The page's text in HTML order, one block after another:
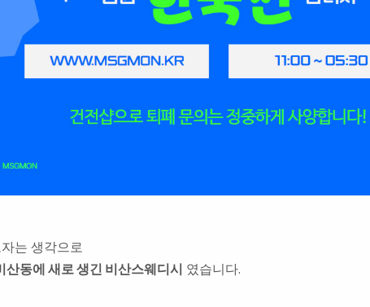
는 생각으로
산동에 새로 생긴 비산스웨디시 였습니다.